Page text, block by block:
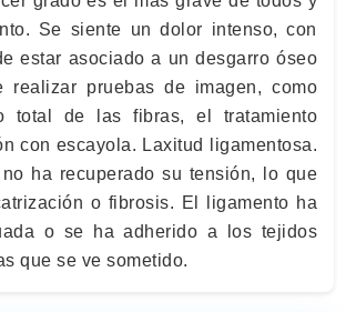
Se siente un dolor intenso, con
estar asociado a un desgarro óseo
pruebas de imagen, como
total de las fibras, el tratamiento
con escayola. Laxitud ligamentosa.
ha recuperado su tensión, lo que
o fibrosis. El ligamento ha
o se ha adherido a los tejidos
que se ve sometido.